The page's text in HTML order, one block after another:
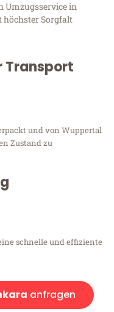
Umzugsservice in
höchster Sorgfalt
Transport
und von Wuppertal
Zustand zu
schnelle und effiziente
anfragen